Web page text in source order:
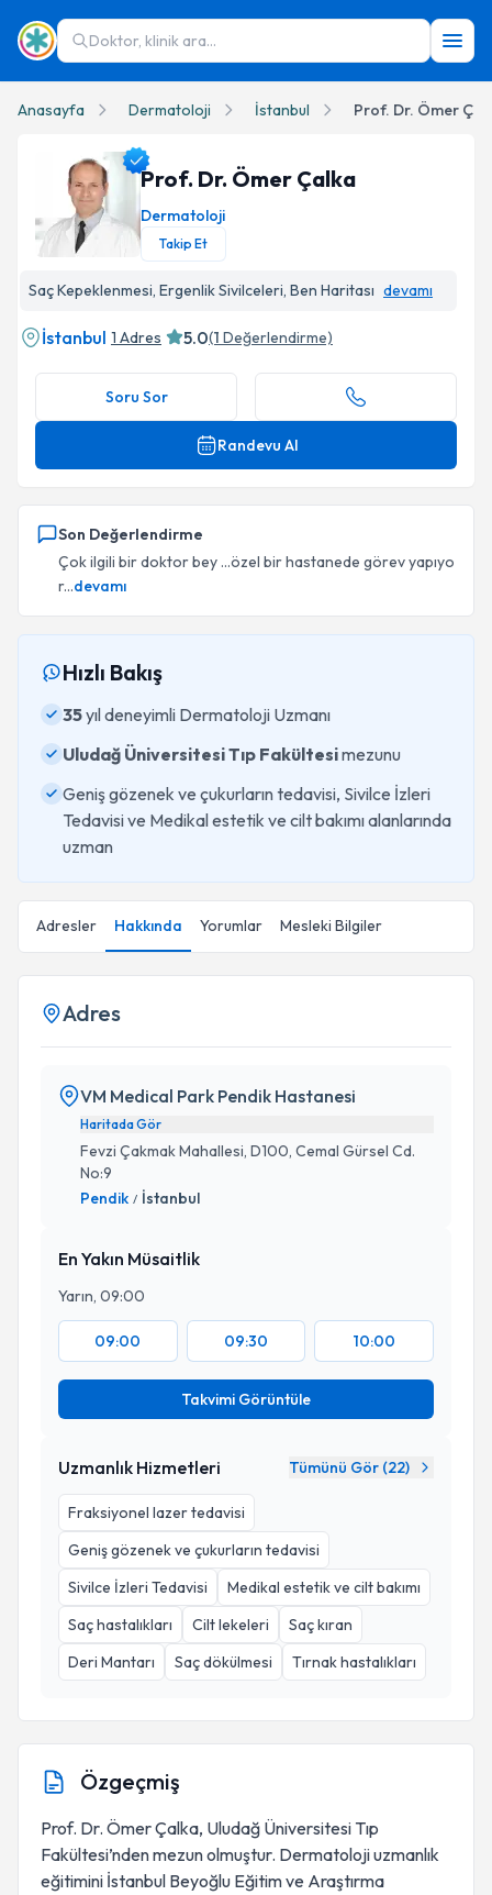
Doktor, klinik ara...
Anasayfa Dermatoloji İstanbul Prof. Dr. Ömer
Prof. Dr. Ömer Çalka
Dermatoloji
Takip Et
Saç Kepeklenmesi, Ergenlik Sivilceleri, Ben Haritası devamı
İstanbul 1 Adres 5.0(1 Değerlendirme)
Soru Sor
Randevu Al
Son Değerlendirme
Çok ilgili bir doktor bey ...özel bir hastanede görev yapıyo
r...devamı
Hızlı Bakış
35yıl deneyimli Dermatoloji Uzmanı
Uludağ Üniversitesi Tıp Fakültesimezunu
Geniş gözenek ve çukurların tedavisi, Sivilce İzleri
Tedavisi ve Medikal estetik ve cilt bakımı alanlarında
uzman
Adresler Hakkında Yorumlar Mesleki Bilgiler
Adres
VM Medical Park Pendik Hastanesi
Haritada Gör
Fevzi Çakmak Mahallesi, D100, Cemal Gürsel Cd.
No:9
Pendik / İstanbul
En Yakın Müsaitlik
Yarın, 09:00
09:00 09:30 10:00
Takvimi Görüntüle
Uzmanlık Hizmetleri Tümünü Gör (22)
Fraksiyonel lazer tedavisi
Geniş gözenek ve çukurların tedavisi
Sivilce İzleri Tedavisi
Medikal estetik ve cilt bakımı
Saç hastalıkları
Cilt lekeleri
Saç kıran
Deri Mantarı
Saç dökülmesi Tırnak hastalıkları
Özgeçmiş
Prof. Dr. Ömer Çalka, Uludağ Üniversitesi Tıp
Fakültesi’nden mezun olmuştur. Dermatoloji uzmanlık
eğitimini İstanbul Beyoğlu Eğitim ve Araştırma